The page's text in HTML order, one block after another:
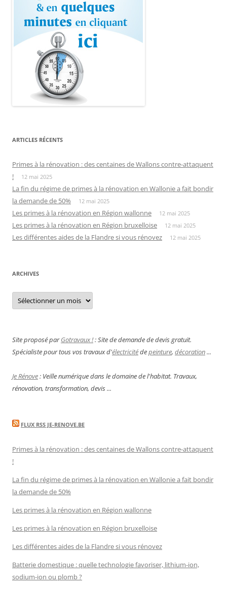
ARTICLES RÉCENTS
Primes à la rénovation : des centaines de Wallons contre-attaquent
!
12 mai 2025
La fin du régime de primes à la rénovation en Wallonie a fait bondir
la demande de 50%
12 mai 2025
Les primes à la rénovation en Région wallonne 12 mai 2025
Les primes à la rénovation en Région bruxelloise 12 mai 2025
Les différentes aides de la Flandre si vous rénovez 12 mai 2025
ARCHIVES
Archives
Site proposé parGotravaux !: Site de demande de devis gratuit.
Spécialiste pour tous vos travaux d'électricitédepeinture, décoration...
Je Rénove: Veille numérique dans le domaine de l'habitat. Travaux,
rénovation, transformation, devis ...
FLUX RSS JE-RENOVE.BE
Primes à la rénovation : des centaines de Wallons contre-attaquent
!
La fin du régime de primes à la rénovation en Wallonie a fait bondir
la demande de 50%
Les primes à la rénovation en Région wallonne
Les primes à la rénovation en Région bruxelloise
Les différentes aides de la Flandre si vous rénovez
Batterie domestique : quelle technologie favoriser, lithium-ion,
sodium-ion ou plomb ?